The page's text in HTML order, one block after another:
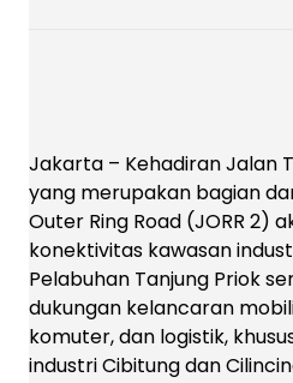
Jakarta – Kehadiran Jalan
yang merupakan bagian
Outer Ring Road (JORR 2)
konektivitas kawasan
Pelabuhan Tanjung Priok
dukungan kelancaran
komuter, dan logistik,
industri Cibitung dan